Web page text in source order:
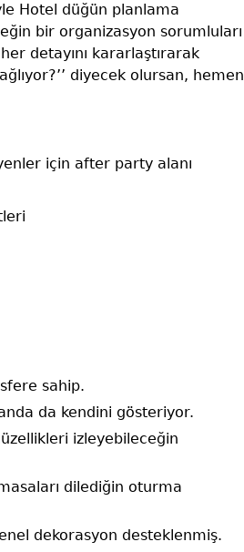
Hotel düğün planlama
bir organizasyon sorumluları
detayını kararlaştırarak
diyecek olursan, hemen
için after party alanı
sahip.
da kendini gösteriyor.
izleyebileceğin
dilediğin oturma
dekorasyon desteklenmiş.